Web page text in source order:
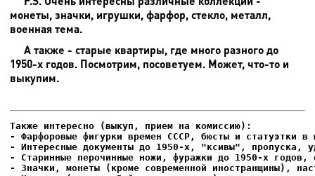
монеты, значки, игрушки, фарфор, стекло, металл,
военная тема.
А также - старые квартиры, где много разного до
1950-х годов. Посмотрим, посоветуем. Может, что-то и
выкупим.
- Фарфоровые фигурки времен СССР, бюсты и статуэтки в
- Интересные документы до 1950-х, "ксивы", пропуска,